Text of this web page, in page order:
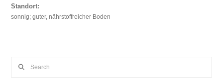
Standort:
sonnig; guter, nährstoffreicher Boden